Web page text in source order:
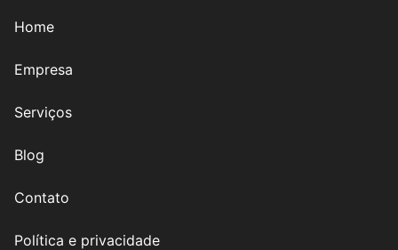
Home
Empresa
Serviços
Blog
Contato
Política e privacidade